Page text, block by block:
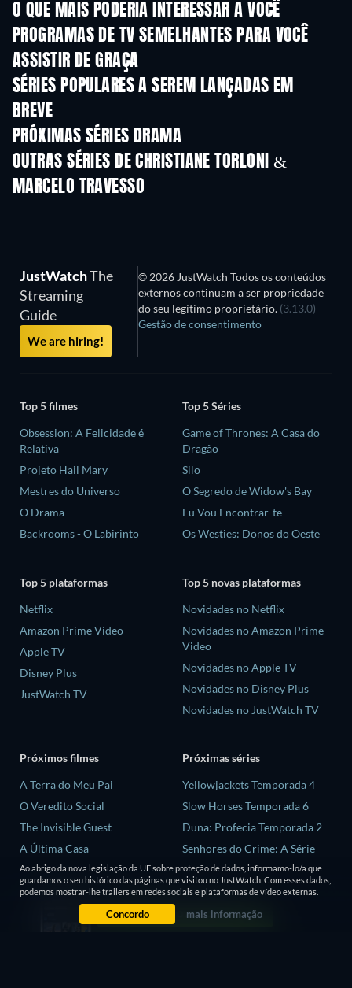
O QUE MAIS PODERIA INTERESSAR A VOCÊ
Série Série
PROGRAMAS DE TV SEMELHANTES PARA VOCÊ
ASSISTIR DE GRAÇA
Série
SÉRIES POPULARES A SEREM LANÇADAS EM
BREVE
PRÓXIMAS SÉRIES DRAMA
Temporada 4
OUTRAS SÉRIES DE CHRISTIANE TORLONI &
MARCELO TRAVESSO
Série
JustWatchThe
Streaming
Guide
We are hiring!
© 2026 JustWatch Todos os conteúdos
externos continuam a ser propriedade
do seu legítimo proprietário. (3.13.0)
Gestão de consentimento
Top 5 filmes
Obsession: A Felicidade é
Relativa
Projeto Hail Mary
Mestres do Universo
O Drama
Backrooms - O Labirinto
Top 5 Séries
Game of Thrones: A Casa do
Dragão
Silo
O Segredo de Widow's Bay
Eu Vou Encontrar-te
Os Westies: Donos do Oeste
Top 5 plataformas
Netflix
Amazon Prime Video
Apple TV
Disney Plus
JustWatch TV
Top 5 novas plataformas
Novidades no Netflix
Novidades no Amazon Prime
Video
Novidades no Apple TV
Novidades no Disney Plus
Novidades no JustWatch TV
Próximos filmes
A Terra do Meu Pai
O Veredito Social
The Invisible Guest
A Última Casa
Animais
Próximas séries
Yellowjackets Temporada 4
Slow Horses Temporada 6
Duna: Profecia Temporada 2
Senhores do Crime: A Série
Temporada 2
Love is Blind: Reino Unido
Temporada 3
Ao abrigo da nova legislação da UE sobre proteção de dados, informamo-lo/a que
guardamos o seu histórico das páginas que visitou no JustWatch. Com esses dados,
podemos mostrar-lhe trailers em redes sociais e plataformas de vídeo externas.
Concordo mais informação